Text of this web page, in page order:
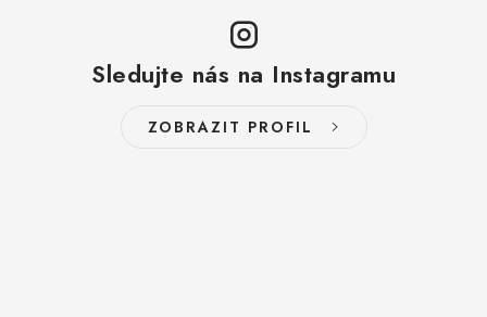
Sledujte nás na Instagramu
ZOBRAZIT PROFIL